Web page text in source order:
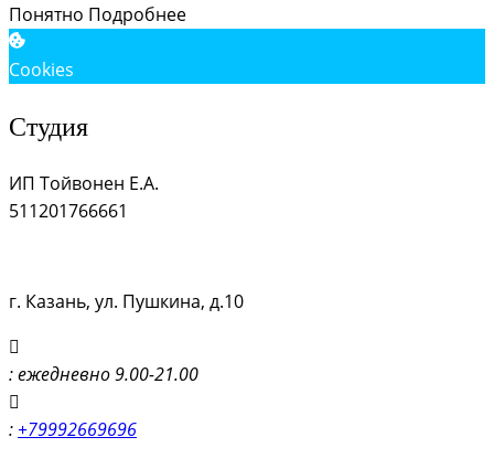
Понятно Подробнее
Cookies
Студия
ИП Тойвонен Е.А.
511201766661
г. Казань, ул. Пушкина, д.10
: ежедневно 9.00-21.00
: +79992669696